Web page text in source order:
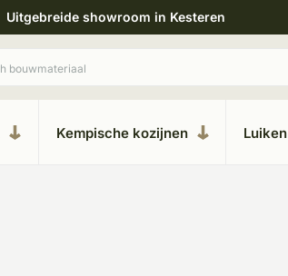
Uitgebreide showroom in Kesteren
Kempische kozijnen Luiken